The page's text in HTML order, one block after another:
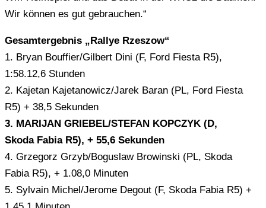
Wir können es gut gebrauchen.“
Gesamtergebnis „Rallye Rzeszow“
1. Bryan Bouffier/Gilbert Dini (F, Ford Fiesta R5),
1:58.12,6 Stunden
2. Kajetan Kajetanowicz/Jarek Baran (PL, Ford Fiesta
R5) + 38,5 Sekunden
3. MARIJAN GRIEBEL/STEFAN KOPCZYK (D,
Skoda Fabia R5), + 55,6 Sekunden
4. Grzegorz Grzyb/Boguslaw Browinski (PL, Skoda
Fabia R5), + 1.08,0 Minuten
5. Sylvain Michel/Jerome Degout (F, Skoda Fabia R5) +